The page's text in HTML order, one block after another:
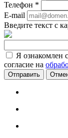
Телефон *
E-mail
Введите текст с
Я ознакомлен с
согласие на